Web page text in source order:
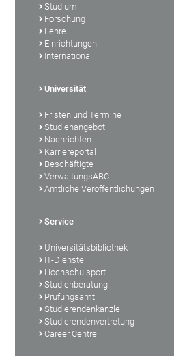
Studium
Forschung
Lehre
Einrichtungen
International
Universität
Fristen und Termine
Studienangebot
Nachrichten
Karriereportal
Beschäftigte
VerwaltungsABC
Amtliche Veröffentlichungen
Service
Universitätsbibliothek
IT-Dienste
Hochschulsport
Studienberatung
Prüfungsamt
Studierendenkanzlei
Studierendenvertretung
Career Centre